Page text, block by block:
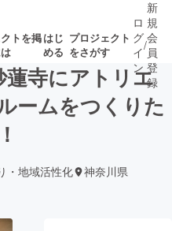
トを掲はじ
める
プロジェクト
をさがす
ロ
グ
イ
ン
/
新
規
会
員
登
録
蓮寺にアトリエ
ームをつくりた
・地域活性化 神奈川県